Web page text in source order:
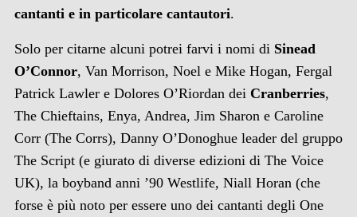
cantanti e in particolare cantautori.
Solo per citarne alcuni potrei farvi i nomi di Sinead
O’Connor, Van Morrison, Noel e Mike Hogan, Fergal
Patrick Lawler e Dolores O’Riordan dei Cranberries,
The Chieftains, Enya, Andrea, Jim Sharon e Caroline
Corr (The Corrs), Danny O’Donoghue leader del gruppo
The Script (e giurato di diverse edizioni di The Voice
UK), la boyband anni ’90 Westlife, Niall Horan (che
forse è più noto per essere uno dei cantanti degli One